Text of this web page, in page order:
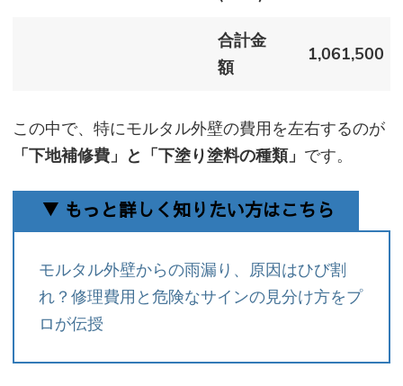
合計金
額
1,061,500
この中で、特にモルタル外壁の費用を左右するのが
「下地補修費」と「下塗り塗料の種類」 です。
▼ もっと詳しく知りたい方はこちら
モルタル外壁からの雨漏り、原因はひび割
れ？修理費用と危険なサインの見分け方をプ
ロが伝授